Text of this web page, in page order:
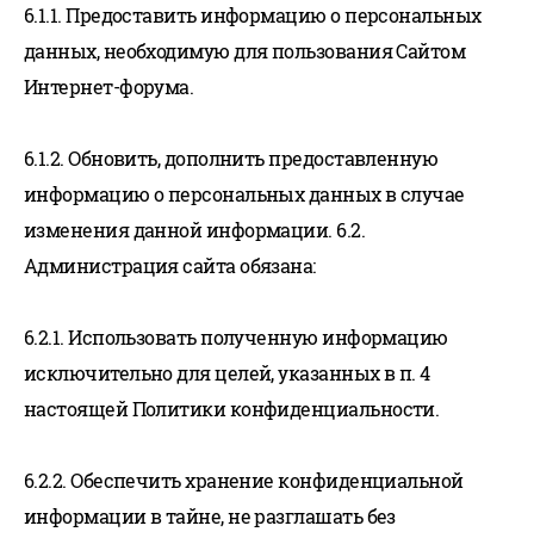
6.1.1. Предоставить информацию о персональных
данных, необходимую для пользования Сайтом
Интернет-форума.
6.1.2. Обновить, дополнить предоставленную
информацию о персональных данных в случае
изменения данной информации. 6.2.
Администрация сайта обязана:
6.2.1. Использовать полученную информацию
исключительно для целей, указанных в п. 4
настоящей Политики конфиденциальности.
6.2.2. Обеспечить хранение конфиденциальной
информации в тайне, не разглашать без